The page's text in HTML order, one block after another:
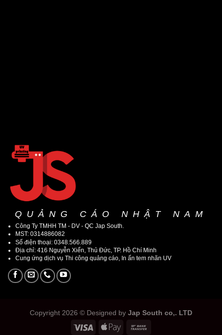
QUẢNG CÁO NHẬT NAM
Công Ty TMHH TM - DV - QC Jap South.
MST: 0314886082
Số điện thoại: 0348.566.889
Địa chỉ: 416 Nguyễn Xiển, Thủ Đức, TP. Hồ Chí Minh
Cung ứng dịch vụ Thi công quảng cáo, In ấn tem nhãn UV
Copyright 2026 © Designed by Jap South co,. LTD